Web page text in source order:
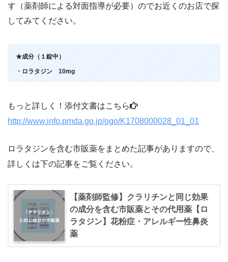
す（薬剤師による対面指導が必要）のでお近くのお店で探
してみてください。
★成分（１錠中）
・ロラタジン 10mg
もっと詳しく！添付文書はこちら
http://www.info.pmda.go.jp/ogo/K1708000028_01_01
ロラタジンを含む市販薬をまとめた記事がありますので、
詳しくは下の記事をご覧ください。
【薬剤師監修】クラリチンと同じ効果
の成分を含む市販薬とその代用薬【ロ
ラタジン】花粉症・アレルギー性鼻炎
薬